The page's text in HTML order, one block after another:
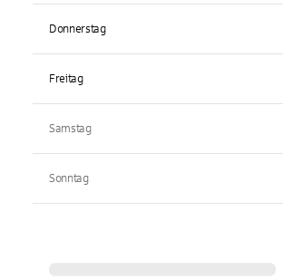
Donnerstag
Freitag
Samstag
Sonntag